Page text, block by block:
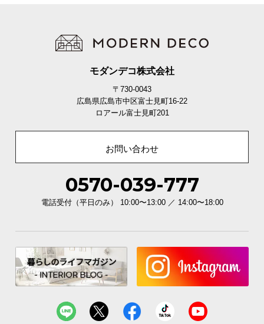
モダンデコ株式会社
〒730-0043
広島県広島市中区富士見町16-22
ロアール富士見町201
お問い合わせ
0570-039-777
電話受付（平日のみ） 10:00〜13:00 ／ 14:00〜18:00